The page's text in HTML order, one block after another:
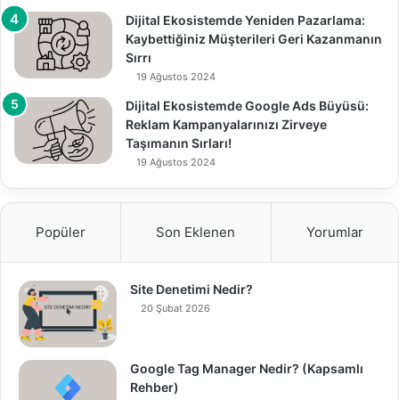
Dijital Ekosistemde Yeniden Pazarlama:
Kaybettiğiniz Müşterileri Geri Kazanmanın
Sırrı
19 Ağustos 2024
Dijital Ekosistemde Google Ads Büyüsü:
Reklam Kampanyalarınızı Zirveye
Taşımanın Sırları!
19 Ağustos 2024
Popüler Son Eklenen Yorumlar
Site Denetimi Nedir?
20 Şubat 2026
Google Tag Manager Nedir? (Kapsamlı
Rehber)